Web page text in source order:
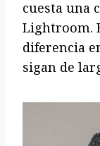
cuesta una
Lightroom.
diferencia
sigan de